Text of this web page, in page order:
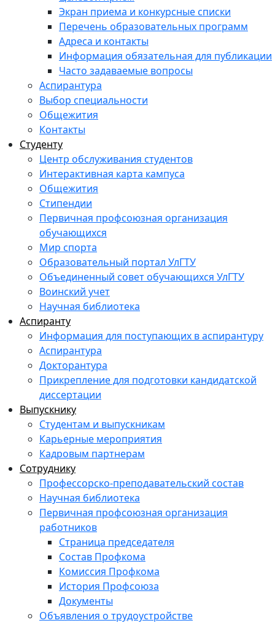
Экран приема и конкурсные списки
Перечень образовательных программ
Адреса и контакты
Информация обязательная для публикации
Часто задаваемые вопросы
Аспирантура
Выбор специальности
Общежития
Контакты
Студенту
Центр обслуживания студентов
Интерактивная карта кампуса
Общежития
Стипендии
Первичная профсоюзная организация
обучающихся
Мир спорта
Образовательный портал УлГТУ
Объединенный совет обучающихся УлГТУ
Воинский учет
Научная библиотека
Аспиранту
Информация для поступающих в аспирантуру
Аспирантура
Докторантура
Прикрепление для подготовки кандидатской
диссертации
Выпускнику
Студентам и выпускникам
Карьерные мероприятия
Кадровым партнерам
Сотруднику
Профессорско-преподавательский состав
Научная библиотека
Первичная профсоюзная организация
работников
Страница председателя
Состав Профкома
Комиссия Профкома
История Профсоюза
Документы
Объявления о трудоустройстве